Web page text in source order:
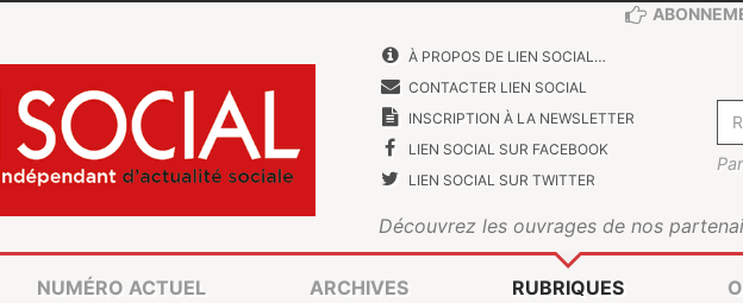
À PROPOS DE LIEN SOCIAL…
CONTACTER LIEN SOCIAL
INSCRIPTION À LA NEWSLETTER
LIEN SOCIAL SUR FACEBOOK
LIEN SOCIAL SUR TWITTER
Découvrez les ouvrages de nos
NUMÉRO ACTUEL ARCHIVES RUBRIQUES